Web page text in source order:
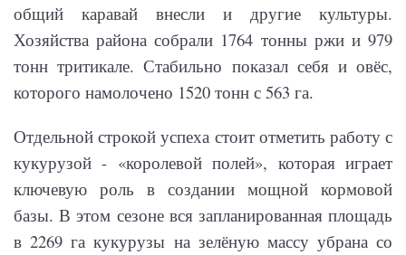
общий каравай внесли и другие культуры.
Хозяйства района собрали 1764 тонны ржи и 979
тонн тритикале. Стабильно показал себя и овёс,
которого намолочено 1520 тонн с 563 га.
Отдельной строкой успеха стоит отметить работу с
кукурузой - «королевой полей», которая играет
ключевую роль в создании мощной кормовой
базы. В этом сезоне вся запланированная площадь
в 2269 га кукурузы на зелёную массу убрана со